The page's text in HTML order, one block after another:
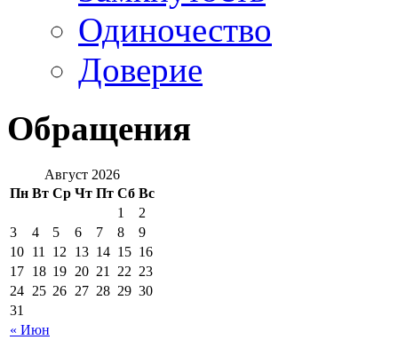
Одиночество
Доверие
Обращения
Август 2026
Пн Вт Ср Чт Пт Сб Вс
« Июн
1
2
3
4 5 6 7 8
9
10 11 12 13 14 15 16
17 18 19 20 21 22 23
24 25 26 27 28 29 30
31